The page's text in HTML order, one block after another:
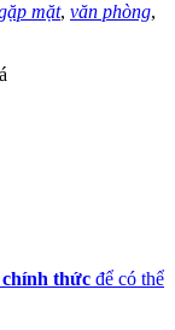
mặt, văn phòng,
thức để có thể